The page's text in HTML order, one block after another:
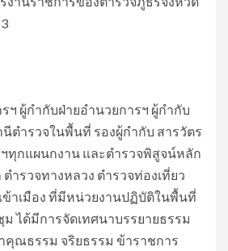
ฯ ผู้กำกับฝ่ายอำนวยการฯ ผู้กำกับ
ตำรวจในพื้นที่ รองผู้กำกับ สารวัตร
ทุกแผนกงาน และตำรวจพิสูจน์หลัก
ำรวจทางหลวง ตำรวจท่องเที่ยว
ข้าเมือง ที่มีหน่วยงานปฏิบัติในพื้นที่
ได้มีการจัดเทศนาบรรยายธรรม
ณธรรม จริยธรรม ข้าราชการ